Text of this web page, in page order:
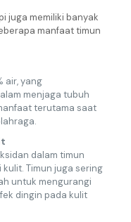
juga memiliki banyak
manfaat timun
air, yang
menjaga tubuh
terutama saat
dalam timun
Timun juga sering
untuk mengurangi
dingin pada kulit